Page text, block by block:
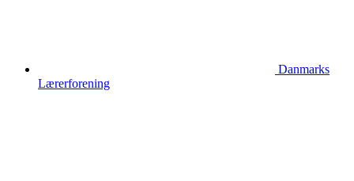
Danmarks
Lærerforening